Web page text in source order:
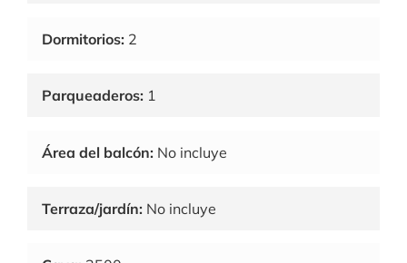
Dormitorios: 2
Parqueaderos: 1
Área del balcón: No incluye
Terraza/jardín: No incluye